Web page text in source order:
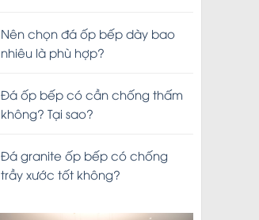
Nên chọn đá ốp bếp dày bao
nhiêu là phù hợp?
Đá ốp bếp có cần chống thấm
không? Tại sao?
Đá granite ốp bếp có chống
trầy xước tốt không?